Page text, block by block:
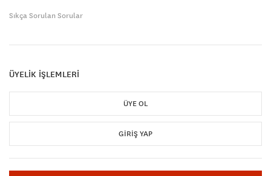
Sıkça Sorulan Sorular
ÜYELİK İŞLEMLERİ
ÜYE OL
GIRIŞ YAP